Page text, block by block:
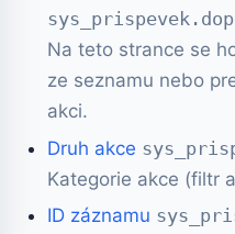
Na teto strance se
ze seznamu nebo
akci.
Druh akce
Kategorie akce (filtr
ID záznamu